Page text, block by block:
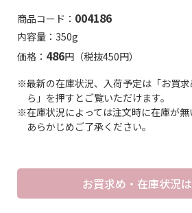
商品コード： 004186
内容量：350g
価格： 486円（税抜450円）
※最新の在庫状況、入荷予定は「お買
ら」を押すとご覧いただけます。
※在庫状況によっては注文時に在庫が無
あらかじめご了承ください。
お買求め・在庫状況